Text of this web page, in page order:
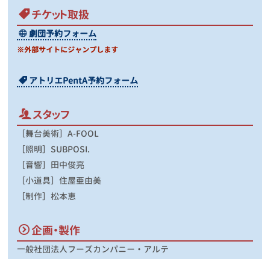
チケット取扱
劇団予約フォーム
※外部サイトにジャンプします
アトリエPentA予約フォーム
スタッフ
［舞台美術］A-FOOL
［照明］ SUBPOSI.
［音響］田中俊亮
［小道具］住屋亜由美
［制作］松本恵
企画・製作
一般社団法人フーズカンパニー・アルテ